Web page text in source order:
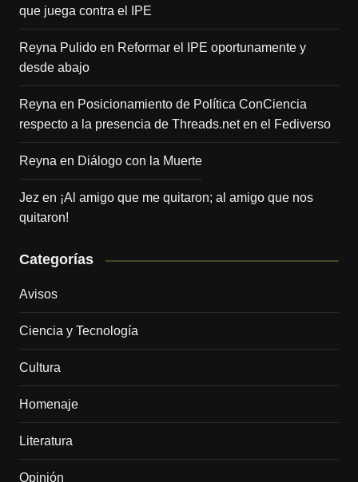
que juega contra el IPE
Reyna Pulidoen Reformar el IPE oportunamente y
desde abajo
Reyna en Posicionamiento de Política ConCiencia
respecto a la presencia de Threads.net en el Fediverso
Reyna en Diálogo con la Muerte
Jez en ¡Al amigo que me quitaron; al amigo que nos
quitaron!
Categorías
Avisos
Ciencia y Tecnología
Cultura
Homenaje
Literatura
Opinión